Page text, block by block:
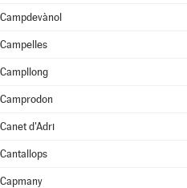
Campdevànol
Campelles
Campllong
Camprodon
Canet d'Adri
Cantallops
Capmany